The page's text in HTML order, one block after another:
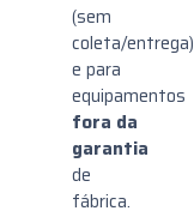
(sem
coleta/entrega)
e para
equipamentos
fora da
garantia
de
fábrica.